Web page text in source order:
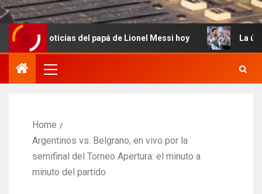
del papá de Lionel Messi hoy La última
Home
Argentinos vs. Belgrano, en vivo por la
semifinal del Torneo Apertura: el minuto a
minuto del partido